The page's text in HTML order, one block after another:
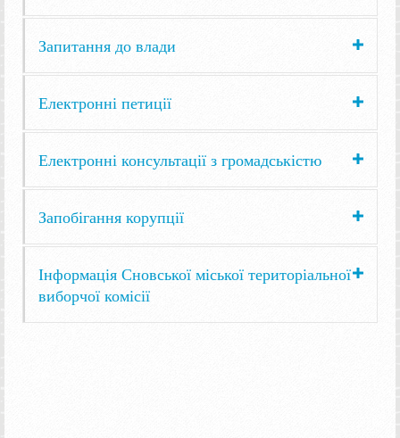
Запитання до влади
Електронні петиції
Електронні консультації з громадськістю
Запобігання корупції
Інформація Сновської міської територіальної
виборчої комісії